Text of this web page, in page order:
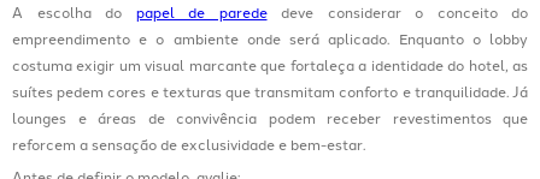
A escolha do papel de parededeve considerar o conceito do
empreendimento e o ambiente onde será aplicado. Enquanto o lobby
costuma exigir um visual marcante que fortaleça a identidade do hotel, as
suítes pedem cores e texturas que transmitam conforto e tranquilidade. Já
lounges e áreas de convivência podem receber revestimentos que
reforcem a sensação de exclusividade e bem-estar.